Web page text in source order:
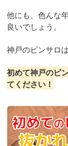
他にも、色んな
良いでしょう。
神戸のピンサロ
初めて神戸のピ
てください！